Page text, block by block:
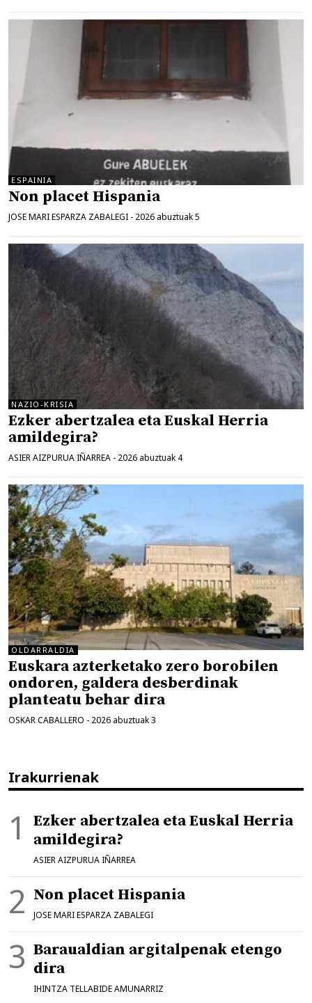
ESPAINIA
Non placet Hispania
JOSE MARI ESPARZA ZABALEGI - 2026 abuztuak 5
NAZIO-KRISIA
Ezker abertzalea eta Euskal Herria
amildegira?
ASIER AIZPURUA IÑARREA - 2026 abuztuak 4
OLDARRALDIA
Euskara azterketako zero borobilen
ondoren, galdera desberdinak
planteatu behar dira
OSKAR CABALLERO - 2026 abuztuak 3
Irakurrienak
Ezker abertzalea eta Euskal Herria
amildegira?
ASIER AIZPURUA IÑARREA
Non placet Hispania
JOSE MARI ESPARZA ZABALEGI
Baraualdian argitalpenak etengo
dira
IHINTZA TELLABIDE AMUNARRIZ